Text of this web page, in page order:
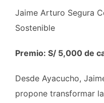
Jaime Arturo Segura
Sostenible
Premio: S/ 5,000 de
Desde Ayacucho,
propone transformar